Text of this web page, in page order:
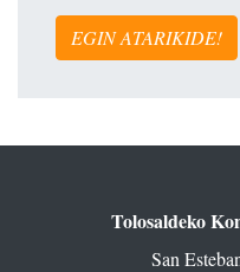
EGIN ATARIKIDE!
Tolosaldeko
San